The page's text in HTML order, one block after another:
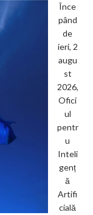
Înce
pând
de
ieri, 2
augu
st
2026,
Ofici
ul
pentr
u
Inteli
genț
ă
Artifi
cială